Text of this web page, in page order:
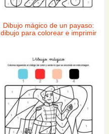
Dibujo mágico de un payaso:
dibujo para colorear e imprimir